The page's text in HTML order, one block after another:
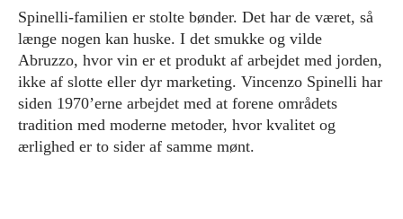
Spinelli-familien er stolte bønder. Det har de været, så
længe nogen kan huske. I det smukke og vilde
Abruzzo, hvor vin er et produkt af arbejdet med jorden,
ikke af slotte eller dyr marketing. Vincenzo Spinelli har
siden 1970’erne arbejdet med at forene områdets
tradition med moderne metoder, hvor kvalitet og
ærlighed er to sider af samme mønt.